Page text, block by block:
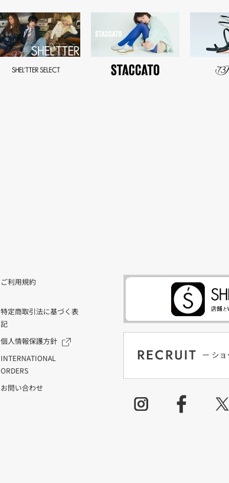
ご利用規約
特定商取引法に基づく表
記
個人情報保護方針
INTERNATIONAL
ORDERS
お問い合わせ